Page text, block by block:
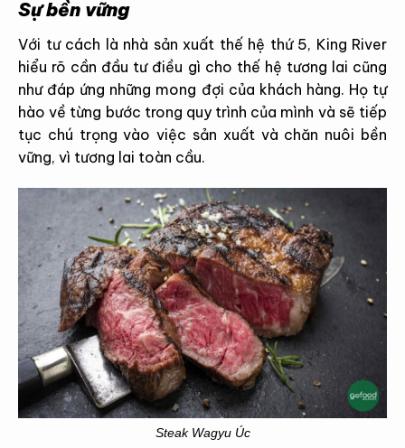
Sự bền vững
Với tư cách là nhà sản xuất thế hệ thứ 5, King River
hiểu rõ cần đầu tư điều gì cho thế hệ tương lai cũng
như đáp ứng những mong đợi của khách hàng. Họ tự
hào về từng bước trong quy trình của mình và sẽ tiếp
tục chú trọng vào việc sản xuất và chăn nuôi bền
vững, vì tương lai toàn cầu.
Steak Wagyu Úc